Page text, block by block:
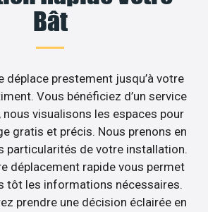
Bât
déplace prestement jusqu’à votre
Vous bénéficiez d’un service
nous visualisons les espaces pour
gratis et précis. Nous prenons en
particularités de votre installation.
déplacement rapide vous permet
tôt les informations nécessaires.
prendre une décision éclairée en